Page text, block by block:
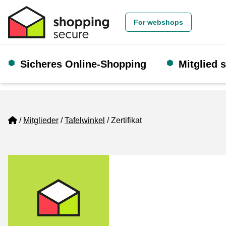
For webshops
Sicheres Online-Shopping Mitglied
Home
Mitglieder Tafelwinkel Zertifikat